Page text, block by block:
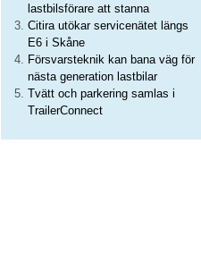
lastbilsförare att stanna
Citira utökar servicenätet längs
E6 i Skåne
Försvarsteknik kan bana väg för
nästa generation lastbilar
Tvätt och parkering samlas i
TrailerConnect